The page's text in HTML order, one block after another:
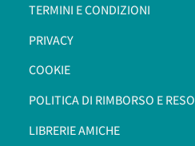
TERMINI E CONDIZIONI
PRIVACY
COOKIE
POLITICA DI RIMBORSO E RESO
LIBRERIE AMICHE